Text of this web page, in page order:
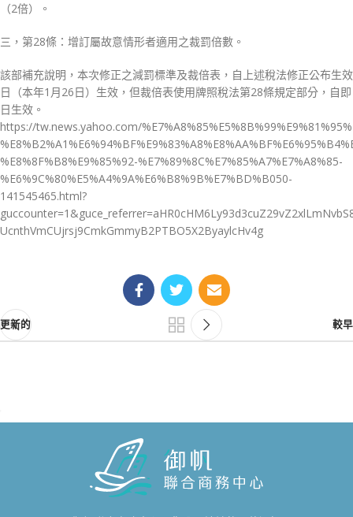
（2倍）。
三，第28條：增訂屬故意情形者適用之裁罰倍數。
該部補充說明，本次修正之減罰標準及裁倍表，自上述稅法修正公布生效
日（本年1月26日）生效，但裁倍表使用牌照稅法第28條規定部分，自即
日生效。
https://tw.news.yahoo.com/
%E8%8F%B8%E9%85%92-%E7%89%8C%E7%85%A7%E7%A8%85-
%E6%9C%80%E5%A4%9A%E6%B8%9B%E7%BD%B050-
141545465.html?
UcnthVmCUjrsj9CmkGmmyB2PTBO5X2ByaylcHv4g
更新的 較早